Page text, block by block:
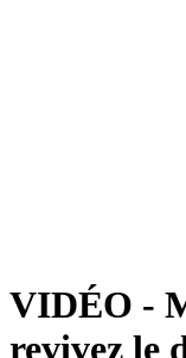
VIDÉO -
revivez le